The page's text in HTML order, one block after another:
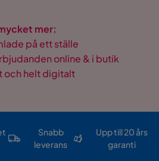
mer:
på ett ställe
online & i butik
och helt digitalt
Snabb
leverans
Upp till 20 års
garanti